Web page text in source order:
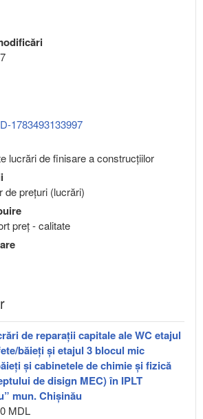
1783493133997
lucrări de finisare a construcţiilor
de prețuri (lucrări)
preț - calitate
de reparații capitale ale WC etajul
băieți și etajul 3 blocul mic
și cabinetele de chimie și fizică
de disign MEC) în IPLT
mun. Chișinău
MDL